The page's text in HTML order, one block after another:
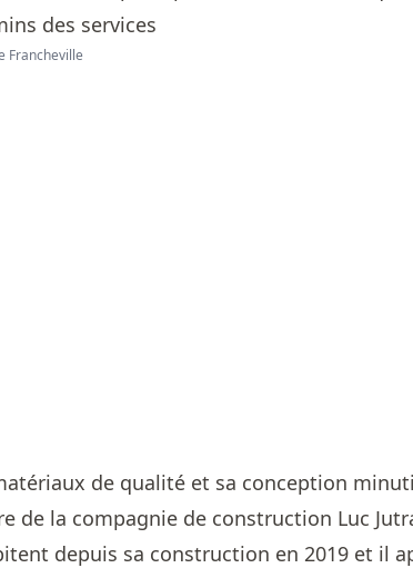
Francheville
de qualité et sa conception
de la compagnie de construction Luc
depuis sa construction en 2019 et il